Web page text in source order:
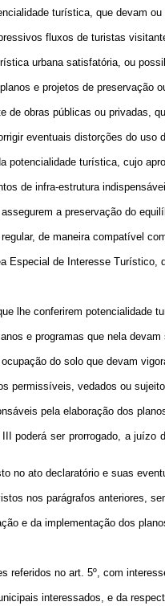
turística, que devam
fluxos de turistas
urbana satisfatória, ou
e projetos de preservação
de obras públicas ou privadas,
eventuais distorções do
potencialidade turística, cujo
de infra-estrutura
a preservação do
de maneira compatível
Especial de Interesse Turístico,
lhe conferirem potencialidade
e programas que nela
do solo que devam
permissíveis, vedados ou
pela elaboração dos
poderá ser prorrogado, a
no ato declaratório e suas
nos parágrafos anteriores,
e da implementação dos
referidos no art. 5º, com
interessados, e da